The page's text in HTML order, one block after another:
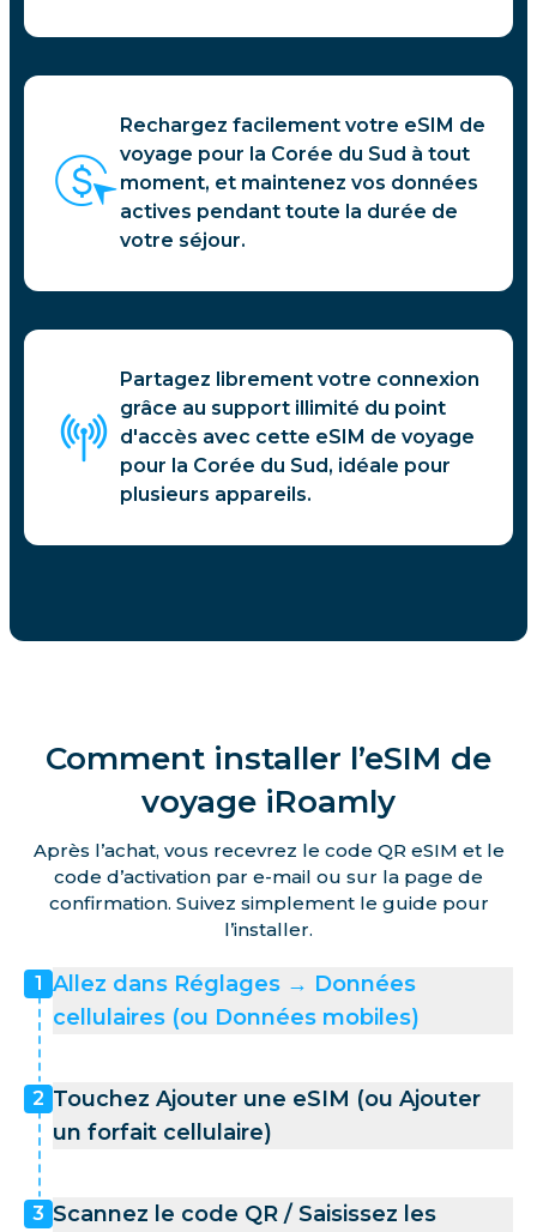
Rechargez facilement votre eSIM de
voyage pour la Corée du Sud à tout
moment, et maintenez vos données
actives pendant toute la durée de
votre séjour.
Partagez librement votre connexion
grâce au support illimité du point
d'accès avec cette eSIM de voyage
pour la Corée du Sud, idéale pour
plusieurs appareils.
Comment installer l’eSIM de
voyage iRoamly
Après l’achat, vous recevrez le code QR eSIM et le
code d’activation par e-mail ou sur la page de
confirmation. Suivez simplement le guide pour
l’installer.
1 Allez dans Réglages → Données
cellulaires (ou Données mobiles)
2 Touchez Ajouter une eSIM (ou Ajouter
un forfait cellulaire)
3 Scannez le code QR / Saisissez les